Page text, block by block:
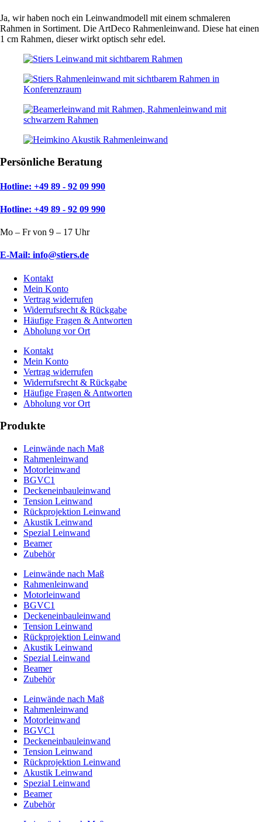
Ja, wir haben noch ein Leinwandmodell mit einem schmaleren
Rahmen in Sortiment. Die ArtDeco Rahmenleinwand. Diese hat einen
1 cm Rahmen, dieser wirkt optisch sehr edel.
Persönliche Beratung
Hotline: +49 89 - 92 09 990
Hotline: +49 89 - 92 09 990
Mo – Fr von 9 – 17 Uhr
E-Mail: info@stiers.de
Kontakt
Mein Konto
Vertrag widerrufen
Widerrufsrecht & Rückgabe
Häufige Fragen & Antworten
Abholung vor Ort
Kontakt
Mein Konto
Vertrag widerrufen
Widerrufsrecht & Rückgabe
Häufige Fragen & Antworten
Abholung vor Ort
Produkte
Leinwände nach Maß
Rahmenleinwand
Motorleinwand
BGVC1
Deckeneinbauleinwand
Tension Leinwand
Rückprojektion Leinwand
Akustik Leinwand
Spezial Leinwand
Beamer
Zubehör
Leinwände nach Maß
Rahmenleinwand
Motorleinwand
BGVC1
Deckeneinbauleinwand
Tension Leinwand
Rückprojektion Leinwand
Akustik Leinwand
Spezial Leinwand
Beamer
Zubehör
Leinwände nach Maß
Rahmenleinwand
Motorleinwand
BGVC1
Deckeneinbauleinwand
Tension Leinwand
Rückprojektion Leinwand
Akustik Leinwand
Spezial Leinwand
Beamer
Zubehör